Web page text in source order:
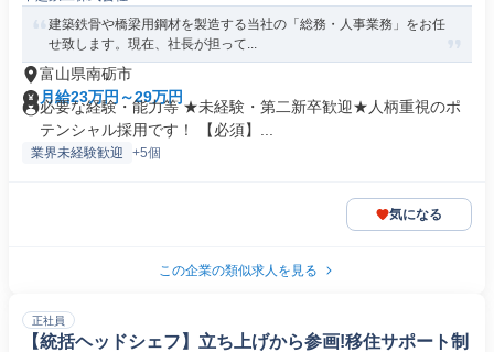
建築鉄骨や橋梁用鋼材を製造する当社の「総務・人事業務」をお任
せ致します。現在、社長が担って...
富山県南砺市
月給23万円～29万円
必要な経験・能力等 ★未経験・第二新卒歓迎★人柄重視のポ
テンシャル採用です！ 【必須】...
業界未経験歓迎 +5個
気になる
この企業の類似求人を見る
正社員
【統括ヘッドシェフ】立ち上げから参画!移住サポート制